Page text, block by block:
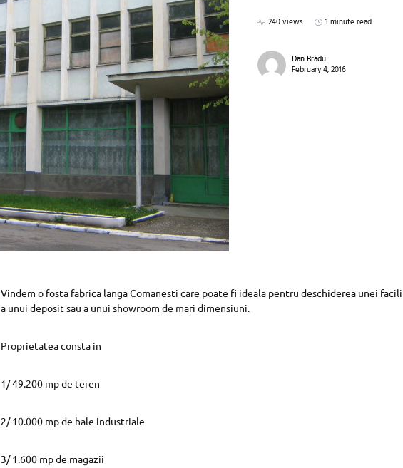
240 views 1 minute read
Dan Bradu
February 4, 2016
Vindem o fosta fabrica langa Comanesti care poate fi ideala pentru deschiderea unei
a unui deposit sau a unui showroom de mari dimensiuni.
Proprietatea consta in
1/ 49.200 mp de teren
2/ 10.000 mp de hale industriale
3/ 1.600 mp de magazii